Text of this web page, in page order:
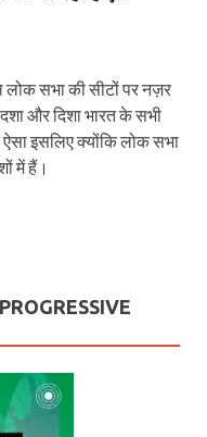
लोक सभा की सीटों पर नज़र
दशा और दिशा भारत के सभी
ऐसा इसलिए क्योंकि लोक सभा
में हैं।